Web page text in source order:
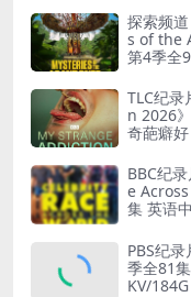
探索频
s of the
第4季全
TLC纪
n 2026
奇葩癖好
BBC纪
e
集 英语
PBS纪
季全81
KV/